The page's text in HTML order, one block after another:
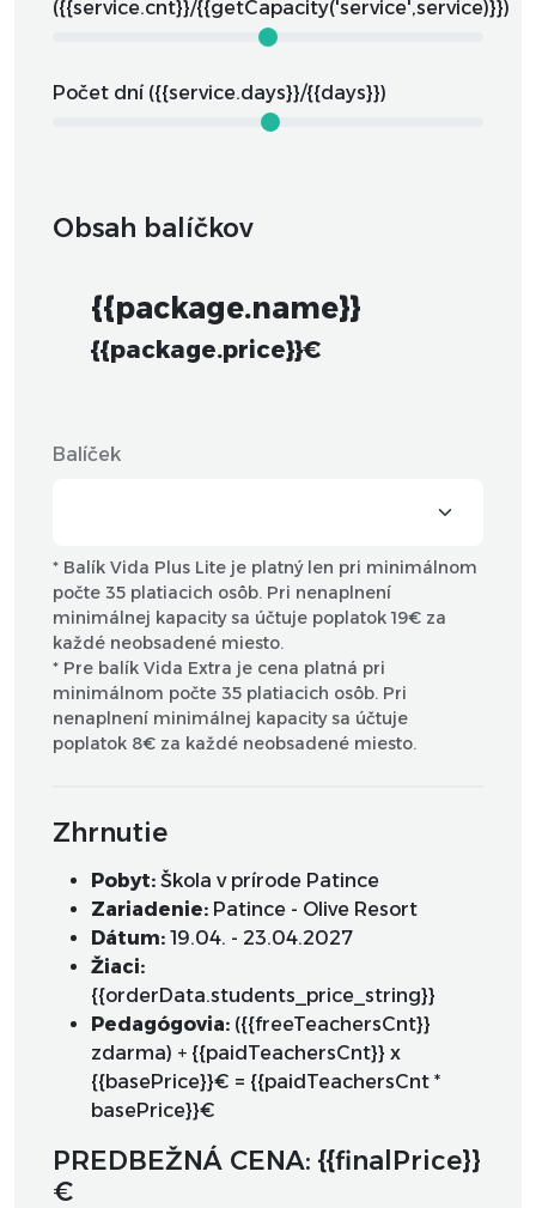
({{service.cnt}}/{{getCapacity('service',service)}})
Počet dní ({{service.days}}/{{days}})
Obsah balíčkov
{{package.name}}
{{package.price}}€
Balíček
* Balík Vida Plus Lite je platný len pri minimálnom
počte 35 platiacich osôb. Pri nenaplnení
minimálnej kapacity sa účtuje poplatok 19€ za
každé neobsadené miesto.
* Pre balík Vida Extra je cena platná pri
minimálnom počte 35 platiacich osôb. Pri
nenaplnení minimálnej kapacity sa účtuje
poplatok 8€ za každé neobsadené miesto.
Zhrnutie
Pobyt: Škola v prírode Patince
Zariadenie: Patince - Olive Resort
Dátum: 19.04. - 23.04.2027
Žiaci:
{{orderData.students_price_string}}
Pedagógovia: ({{freeTeachersCnt}}
zdarma) + {{paidTeachersCnt}} x
{{basePrice}}€ = {{paidTeachersCnt *
basePrice}}€
PREDBEŽNÁ CENA: {{finalPrice}}
€